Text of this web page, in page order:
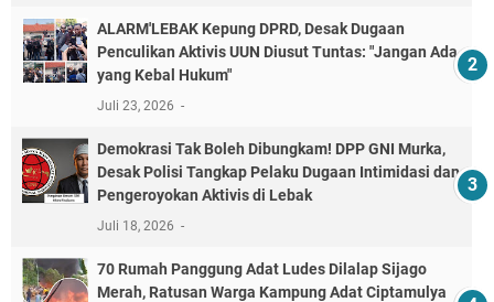
ALARM'LEBAK Kepung DPRD, Desak Dugaan
Penculikan Aktivis UUN Diusut Tuntas: "Jangan Ada
yang Kebal Hukum"
Juli 23, 2026
Demokrasi Tak Boleh Dibungkam! DPP GNI Murka,
Desak Polisi Tangkap Pelaku Dugaan Intimidasi dan
Pengeroyokan Aktivis di Lebak
Juli 18, 2026
70 Rumah Panggung Adat Ludes Dilalap Sijago
Merah, Ratusan Warga Kampung Adat Ciptamulya